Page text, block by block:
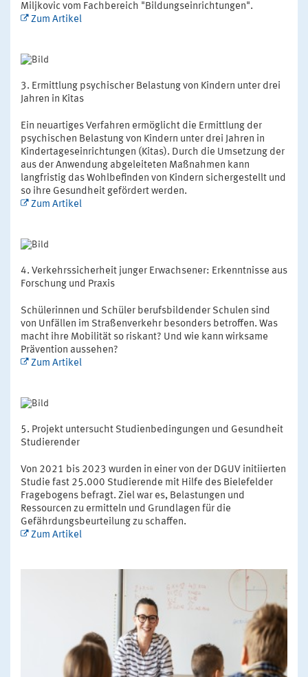
Miljkovic vom Fachbereich "Bildungseinrichtungen".
Zum Artikel
Ermittlung psychischer Belastung von Kindern unter drei
Jahren in Kitas
Ein neuartiges Verfahren ermöglicht die Ermittlung der
psychischen Belastung von Kindern unter drei Jahren in
Kindertageseinrichtungen (Kitas). Durch die Umsetzung der
aus der Anwendung abgeleiteten Maßnahmen kann
langfristig das Wohlbefinden von Kindern sichergestellt und
so ihre Gesundheit gefördert werden.
Zum Artikel
Verkehrssicherheit junger Erwachsener: Erkenntnisse aus
Forschung und Praxis
Schülerinnen und Schüler berufsbildender Schulen sind
von Unfällen im Straßenverkehr besonders betroffen. Was
macht ihre Mobilität so riskant? Und wie kann wirksame
Prävention aussehen?
Zum Artikel
Projekt untersucht Studienbedingungen und Gesundheit
Studierender
Von 2021 bis 2023 wurden in einer von der DGUV initiierten
Studie fast 25.000 Studierende mit Hilfe des Bielefelder
Fragebogens befragt. Ziel war es, Belastungen und
Ressourcen zu ermitteln und Grundlagen für die
Gefährdungsbeurteilung zu schaffen.
Zum Artikel